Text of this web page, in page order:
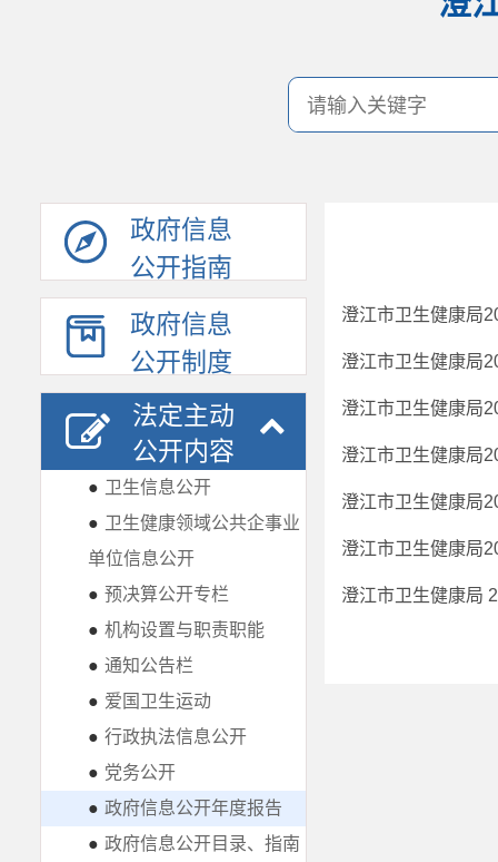
政府信息
公开指南
政府信息
公开制度
法定主动
公开内容
● 卫生信息公开
● 卫生健康领域公共企事业
单位信息公开
● 预决算公开专栏
● 机构设置与职责职能
● 通知公告栏
● 爱国卫生运动
● 行政执法信息公开
● 党务公开
● 政府信息公开年度报告
● 政府信息公开目录、指南
澄江市卫生健康局
澄江市卫生健康局
澄江市卫生健康局
澄江市卫生健康局
澄江市卫生健康局
澄江市卫生健康局
澄江市卫生健康局